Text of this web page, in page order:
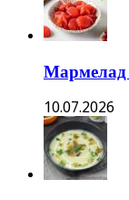
Мармелад
10.07.2026